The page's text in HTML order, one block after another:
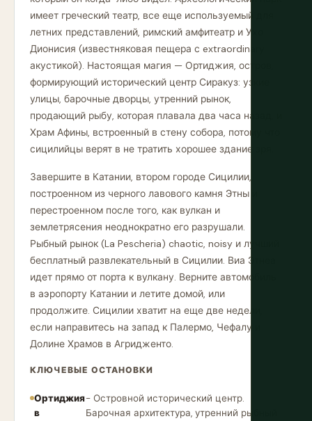
имеет греческий театр, все еще используемый для
летних представлений, римский амфитеатр и Ухо
Дионисия (известняковая пещера с extraordinary
акустикой). Настоящая магия — Ортиджия, остров,
формирующий исторический центр Сиракуз: узкие
улицы, барочные дворцы, утренний рынок,
продающий рыбу, которая плавала два часа назад, и
Храм Афины, встроенный в стену собора, потому что
сицилийцы верят в не тратить хорошее здание зря.
Завершите в Катании, втором городе Сицилии,
построенном из черного лавового камня Этны и
перестроенном после того, как вулкан и
землетрясения неоднократно его разрушали.
Рыбный рынок (La Pescheria) chaotic, noisy и лучший
бесплатный развлекательный в Сицилии. Виа Этнеа
идет прямо от порта к вулкану. Верните автомобиль
в аэропорту Катании и летите домой, или
продолжите. Сицилии хватит на еще две недели,
если направитесь на запад к Палермо, Чефалу и
Долине Храмов в Агридженто.
КЛЮЧЕВЫЕ ОСТАНОВКИ
Ортиджия
в
- Островной исторический центр.
Барочная архитектура, утренний рыбный